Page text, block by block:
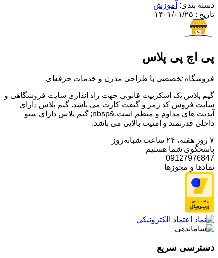
دسته بندی: آموزش
تاریخ : ۱۴۰۱/۰۱/۲۵
پی اچ پی پلاس
فروشگاه تخصصی با طراحی مدرن و خدمات حرفه‌ای
گیم پلاس یک اسکریپت قانونی جهت راه اندازی سایت فروشگاهی و
سایت فروش کد رمز و گیفت کارت می باشد. گیم پلاس دارای
آپدیت های مداوم و منظم است.&nbsp; گیم پلاس دارای سئو
داخلی قدرتمند و امنیت بالایی می باشد.
۷ روز هفته، ۲۴ ساعت شبانه‌روز
پاسخگوی شما هستیم
09127976847
نمادها و مجوزها
دسترسی سریع